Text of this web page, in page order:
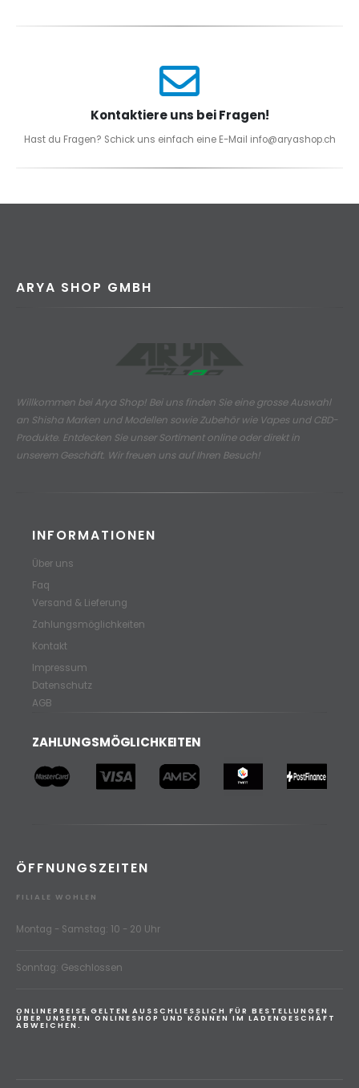
Kontaktiere uns bei Fragen!
Hast du Fragen? Schick uns einfach eine E-Mail info@aryashop.ch
ARYA SHOP GMBH
Willkommen bei Arya Shop! Bei uns finden Sie eine grosse Auswahl
an Shisha Marken und Modellen sowie Zubehör wie Vapes und CBD-
Produkte. Entdecken Sie unser Sortiment online oder direkt in
unserem Geschäft. Wir freuen uns auf Ihren Besuch!
INFORMATIONEN
Über uns
Faq
Versand & Lieferung
Zahlungsmöglichkeiten
Kontakt
Impressum
Datenschutz
AGB
ZAHLUNGSMÖGLICHKEITEN
ÖFFNUNGSZEITEN
FILIALE WOHLEN
Montag - Samstag: 10 - 20 Uhr
Sonntag: Geschlossen
ONLINEPREISE GELTEN AUSSCHLIESSLICH FÜR BESTELLUNGEN
ÜBER UNSEREN ONLINESHOP UND KÖNNEN IM LADENGESCHÄFT
ABWEICHEN.